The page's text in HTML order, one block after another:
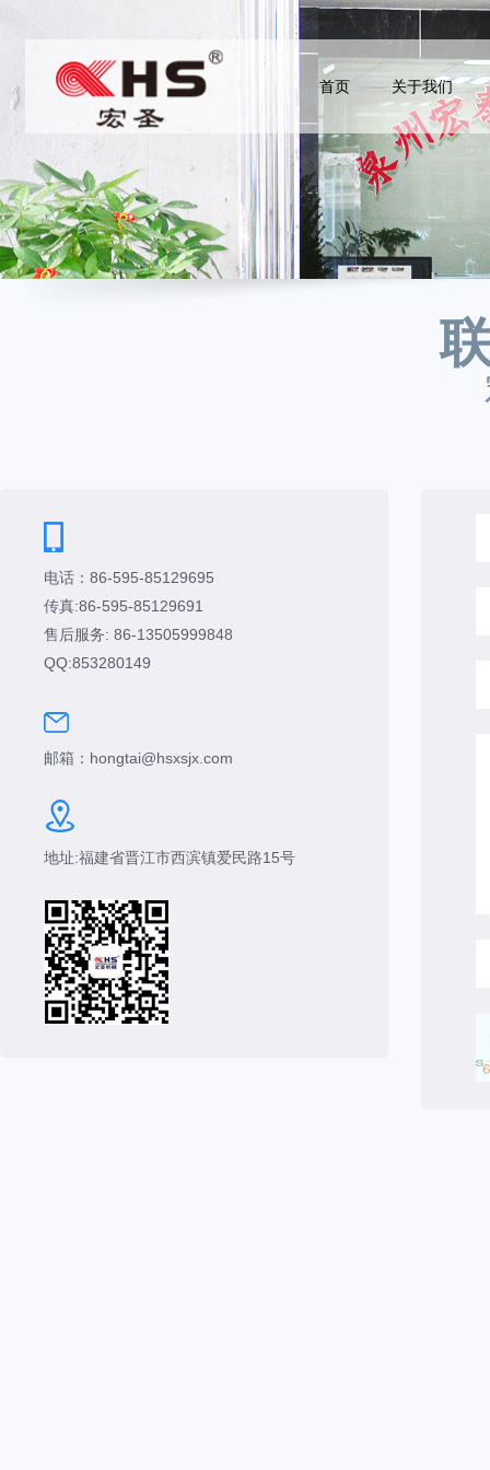
首页 关于我们
电话：86-595-85129695
传真:86-595-85129691
售后服务: 86-13505999848
QQ:853280149
邮箱：hongtai@hsxsjx.com
地址:福建省晋江市西滨镇爱民路15号